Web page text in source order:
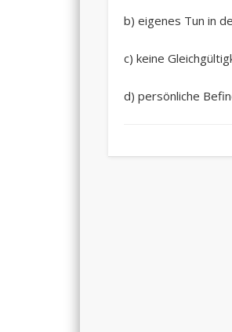
b) eigenes Tun in
c) keine
d) persönliche